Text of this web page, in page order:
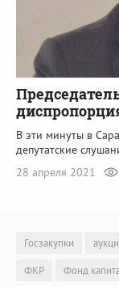
В эти минуты в
депутатские
28 апреля 2021
Госзакупки
ФКР
Фонд